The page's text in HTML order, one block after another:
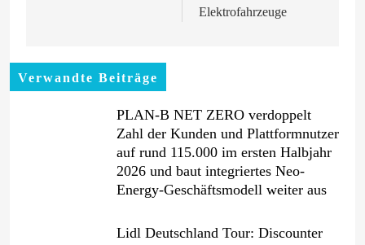
Elektrofahrzeuge
Verwandte Beiträge
PLAN-B NET ZERO verdoppelt
Zahl der Kunden und Plattformnutzer
auf rund 115.000 im ersten Halbjahr
2026 und baut integriertes Neo-
Energy-Geschäftsmodell weiter aus
Lidl Deutschland Tour: Discounter